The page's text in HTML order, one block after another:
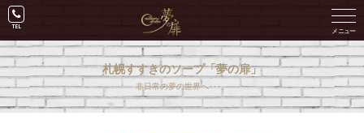
札幌すすきのソープ「夢の扉」
非日常の夢の世界へ･･･。